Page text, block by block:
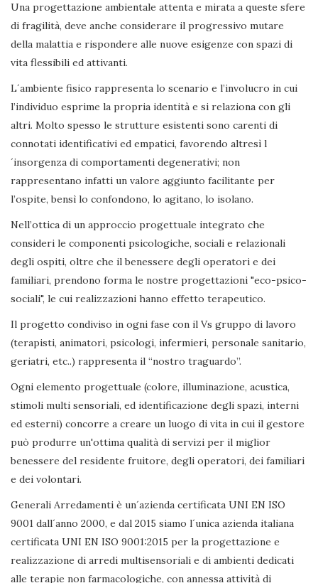
Una progettazione ambientale attenta e mirata a queste sfere
di fragilità, deve anche considerare il progressivo mutare
della malattia e rispondere alle nuove esigenze con spazi di
vita flessibili ed attivanti.
L´ambiente fisico rappresenta lo scenario e l’involucro in cui
l’individuo esprime la propria identità e si relaziona con gli
altri. Molto spesso le strutture esistenti sono carenti di
connotati identificativi ed empatici, favorendo altresì l
´insorgenza di comportamenti degenerativi; non
rappresentano infatti un valore aggiunto facilitante per
l’ospite, bensì lo confondono, lo agitano, lo isolano.
Nell’ottica di un approccio progettuale integrato che
consideri le componenti psicologiche, sociali e relazionali
degli ospiti, oltre che il benessere degli operatori e dei
familiari, prendono forma le nostre progettazioni "eco-psico-
sociali", le cui realizzazioni hanno effetto terapeutico.
Il progetto condiviso in ogni fase con il Vs gruppo di lavoro
(terapisti, animatori, psicologi, infermieri, personale sanitario,
geriatri, etc..) rappresenta il “nostro traguardo”.
Ogni elemento progettuale (colore, illuminazione, acustica,
stimoli multi sensoriali, ed identificazione degli spazi, interni
ed esterni) concorre a creare un luogo di vita in cui il gestore
può produrre un'ottima qualità di servizi per il miglior
benessere del residente fruitore, degli operatori, dei familiari
e dei volontari.
Generali Arredamenti è un´azienda certificata UNI EN ISO
9001 dall´anno 2000, e dal 2015 siamo l´unica azienda italiana
certificata UNI EN ISO 9001:2015 per la progettazione e
realizzazione di arredi multisensoriali e di ambienti dedicati
alle terapie non farmacologiche, con annessa attività di